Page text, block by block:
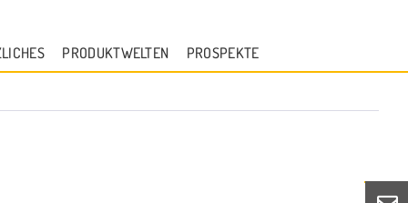
PRODUKTWELTEN PROSPEKTE